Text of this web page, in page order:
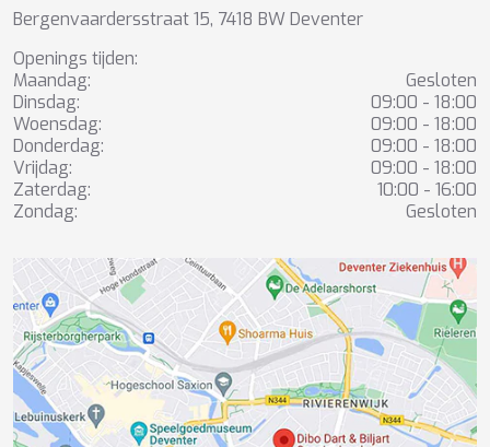
Bergenvaardersstraat 15, 7418 BW Deventer
Openings tijden:
Maandag:
Gesloten
Dinsdag:
09:00 - 18:00
Woensdag:
09:00 - 18:00
Donderdag:
09:00 - 18:00
Vrijdag:
09:00 - 18:00
Zaterdag:
10:00 - 16:00
Zondag:
Gesloten